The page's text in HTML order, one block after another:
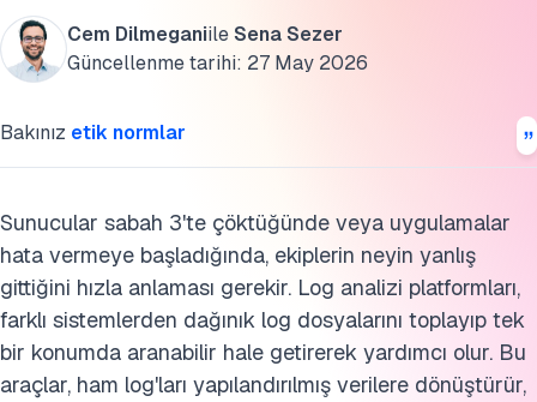
Cem DilmeganiileSena Sezer
Güncellenme tarihi: 27 May 2026
Bakınız etik normlar
Sunucular sabah 3'te çöktüğünde veya uygulamalar
hata vermeye başladığında, ekiplerin neyin yanlış
gittiğini hızla anlaması gerekir. Log analizi platformları,
farklı sistemlerden dağınık log dosyalarını toplayıp tek
bir konumda aranabilir hale getirerek yardımcı olur. Bu
araçlar, ham log'ları yapılandırılmış verilere dönüştürür,
SSS'ler